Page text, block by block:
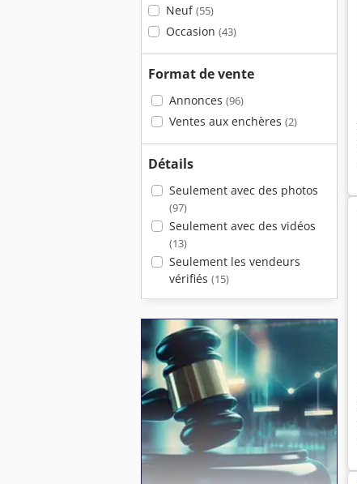
Neuf(55)
Occasion (43)
Format de vente
Annonces (96)
Ventes aux enchères (2)
Détails
Seulement avec des photos
(97)
Seulement avec des vidéos
(13)
Seulement les vendeurs
vérifiés (15)